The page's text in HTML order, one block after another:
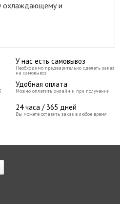
охлаждающему и
У нас есть самовывоз
Необходимо предварительно сделать заказ
на самовывоз
Удобная оплата
Можно оплатить онлайн и при получении
24 часа / 365 дней
Вы можете оставить заказ в любое время